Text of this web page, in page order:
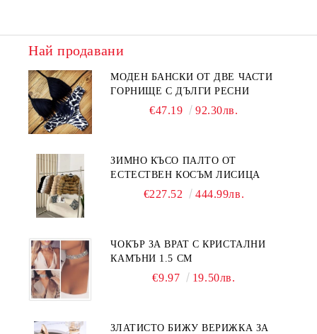
Най продавани
МОДЕН БАНСКИ ОТ ДВЕ ЧАСТИ
ГОРНИЩЕ С ДЪЛГИ РЕСНИ
€47.19 92.30лв.
ЗИМНО КЪСО ПАЛТО ОТ
ЕСТЕСТВЕН КОСЪМ ЛИСИЦА
€227.52 444.99лв.
ЧОКЪР ЗА ВРАТ С КРИСТАЛНИ
КАМЪНИ 1.5 СМ
€9.97 19.50лв.
ЗЛАТИСТО БИЖУ ВЕРИЖКА ЗА